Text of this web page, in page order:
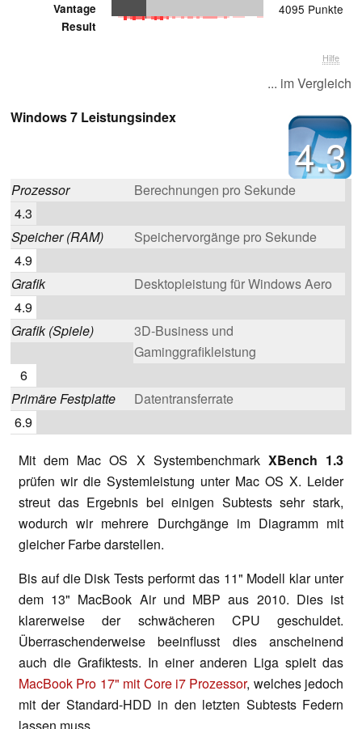
Vantage
Result
4095 Punkte
Hilfe
... im Vergleich
4.3
Windows 7 Leistungsindex
Prozessor
Berechnungen pro Sekunde
4.3
Speicher (RAM)
Speichervorgänge pro Sekunde
4.9
Grafik
Desktopleistung für Windows Aero
4.9
Grafik (Spiele)
3D-Business und
Gaminggrafikleistung
6
Primäre Festplatte
Datentransferrate
6.9
Mit dem Mac OS X Systembenchmark XBench 1.3
prüfen wir die Systemleistung unter Mac OS X. Leider
streut das Ergebnis bei einigen Subtests sehr stark,
wodurch wir mehrere Durchgänge im Diagramm mit
gleicher Farbe darstellen.
Bis auf die Disk Tests performt das 11" Modell klar unter
dem 13" MacBook Air und MBP aus 2010. Dies ist
klarerweise der schwächeren CPU geschuldet.
Überraschenderweise beeinflusst dies anscheinend
auch die Grafiktests. In einer anderen Liga spielt das
MacBook Pro 17" mit Core i7 Prozessor, welches jedoch
mit der Standard-HDD in den letzten Subtests Federn